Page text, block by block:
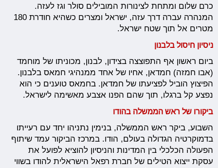
כרם שלום ומתחת לצינורות המובילים סולר וגז לעזה.
המנהרה עברה דרך עזה, ישראל ומצרים כשהיא חודרת 180
מטרים אל תוך שטח ישראל.
ניסיון חיסול בלבנון
ביום ראשון אף התפוצצה בצידון, לבנון, מכוניתו של מוחמד
(אבו חמזה) חמדאן, אחיו של אחד ממנהיגי חמאס בלבנון.
הפיצוץ הוביל לפציעתו של חמדאן. בחמאס טוענים כי הוא
נפצע קל ברגלו, תוך שהם הפנו אצבע מאשימה לישראל.
ביקורו של ראש הממשלה בהודו
השבוע, ביקר ראש הממשלה, בנימין נתניהו יחד עם רעייתו
בדמוקרטיה הגדולה בעולם, הודו. במרכז הביקור עמד שיתוף
הפעולה הכלכלי בין המדינות והניסיון להוציא לפועל את
עסקת ייצוא הטילים של חברת רפאל הישראלית להודו בשווי